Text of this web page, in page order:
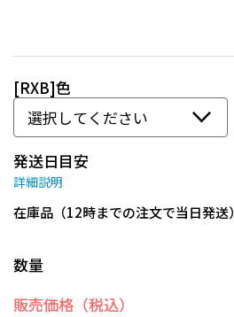
[RXB]色
発送日目安
詳細説明
在庫品（12時までの注文で当日発送）
数量
販売価格（税込）